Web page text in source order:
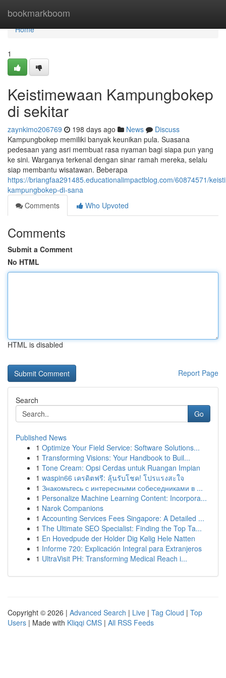
bookmarkboom
Home
Home
1
Keistimewaan Kampungbokep
di sekitar
zaynkimo206769 198 days ago News
Discuss
Kampungbokep memiliki banyak keunikan pula. Suasana
pedesaan yang asri membuat rasa nyaman bagi siapa pun yang
ke sini. Warganya terkenal dengan sinar ramah mereka, selalu
siap membantu wisatawan. Beberapa
https://briangfaa291485.educationalimpactblog.com/60874571/
kampungbokep-di-sana
Comments
Who Upvoted
Comments
Submit a Comment
No HTML
HTML is disabled
Report Page
Search
Go
Published News
1 Optimize Your Field Service: Software Solutions...
1 Transforming Visions: Your Handbook to Buil...
1 Tone Cream: Opsi Cerdas untuk Ruangan Impian
1 waspin66 เครดิตฟรี: ลุ้นรับโชค! โปรแรงสะใจ
1 Знакомьтесь с интересными собеседниками в ...
1 Personalize Machine Learning Content: Incorpora...
1 Narok Companions
1 Accounting Services Fees Singapore: A Detailed ...
1 The Ultimate SEO Specialist: Finding the Top Ta...
1 En Hovedpude der Holder Dig Kølig Hele Natten
1 Informe 720: Explicación Integral para Extranjeros
1 UltraVisit PH: Transforming Medical Reach i...
Copyright © 2026 | Advanced Search | Live | Tag Cloud | Top
Users | Made with Kliqqi CMS | All RSS Feeds